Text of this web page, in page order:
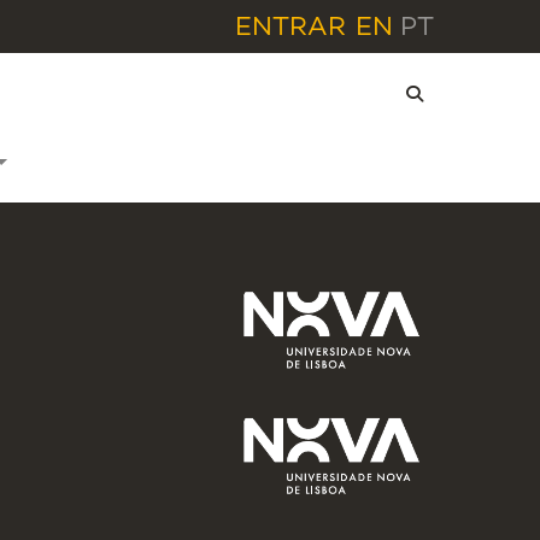
ENTRAR EN PT